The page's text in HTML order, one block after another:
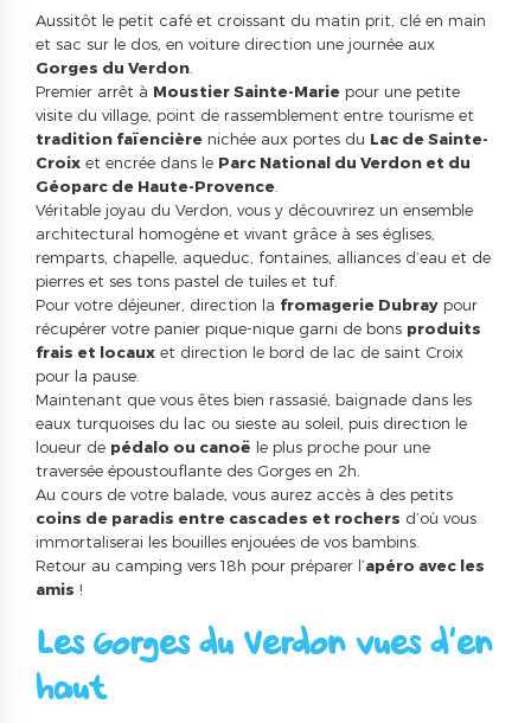
Aussitôt le petit café et croissant du matin prit, clé en main
et sac sur le dos, en voiture direction une journée aux
Gorges du Verdon.
Premier arrêt à Moustier Sainte-Marie pour une petite
visite du village, point de rassemblement entre tourisme et
tradition faïencière nichée aux portes du Lac de Sainte-
Croix et encrée dans le Parc National du Verdon et du
Géoparc de Haute-Provence.
Véritable joyau du Verdon, vous y découvrirez un ensemble
architectural homogène et vivant grâce à ses églises,
remparts, chapelle, aqueduc, fontaines, alliances d’eau et de
pierres et ses tons pastel de tuiles et tuf.
Pour votre déjeuner, direction la fromagerie Dubray pour
récupérer votre panier pique-nique garni de bons produits
frais et locaux et direction le bord de lac de saint Croix
pour la pause.
Maintenant que vous êtes bien rassasié, baignade dans les
eaux turquoises du lac ou sieste au soleil, puis direction le
loueur de pédalo ou canoë le plus proche pour une
traversée époustouflante des Gorges en 2h.
Au cours de votre balade, vous aurez accès à des petits
coins de paradis entre cascades et rochers d’où vous
immortaliserai les bouilles enjouées de vos bambins.
Retour au camping vers 18h pour préparer l’apéro avec les
amis !
Les Gorges du Verdon vues d’en
haut